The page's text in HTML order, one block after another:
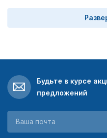
Будьте в курсе
предложений